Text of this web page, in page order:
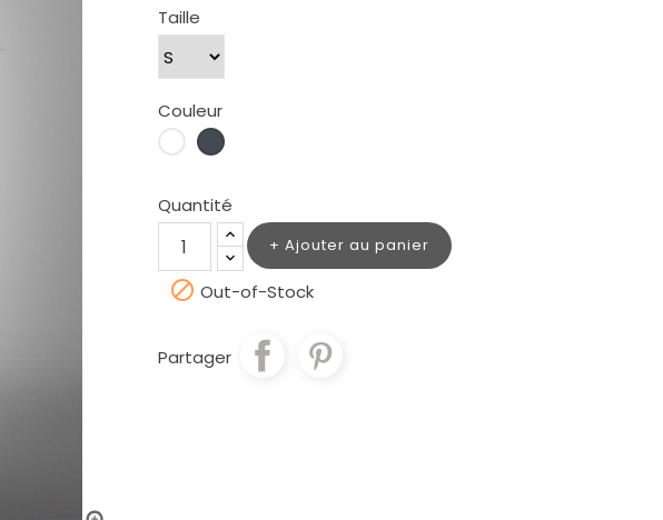
Taille
Couleur
BlancNoir
Quantité
Ajouter au panier
 Out-of-Stock
Partager